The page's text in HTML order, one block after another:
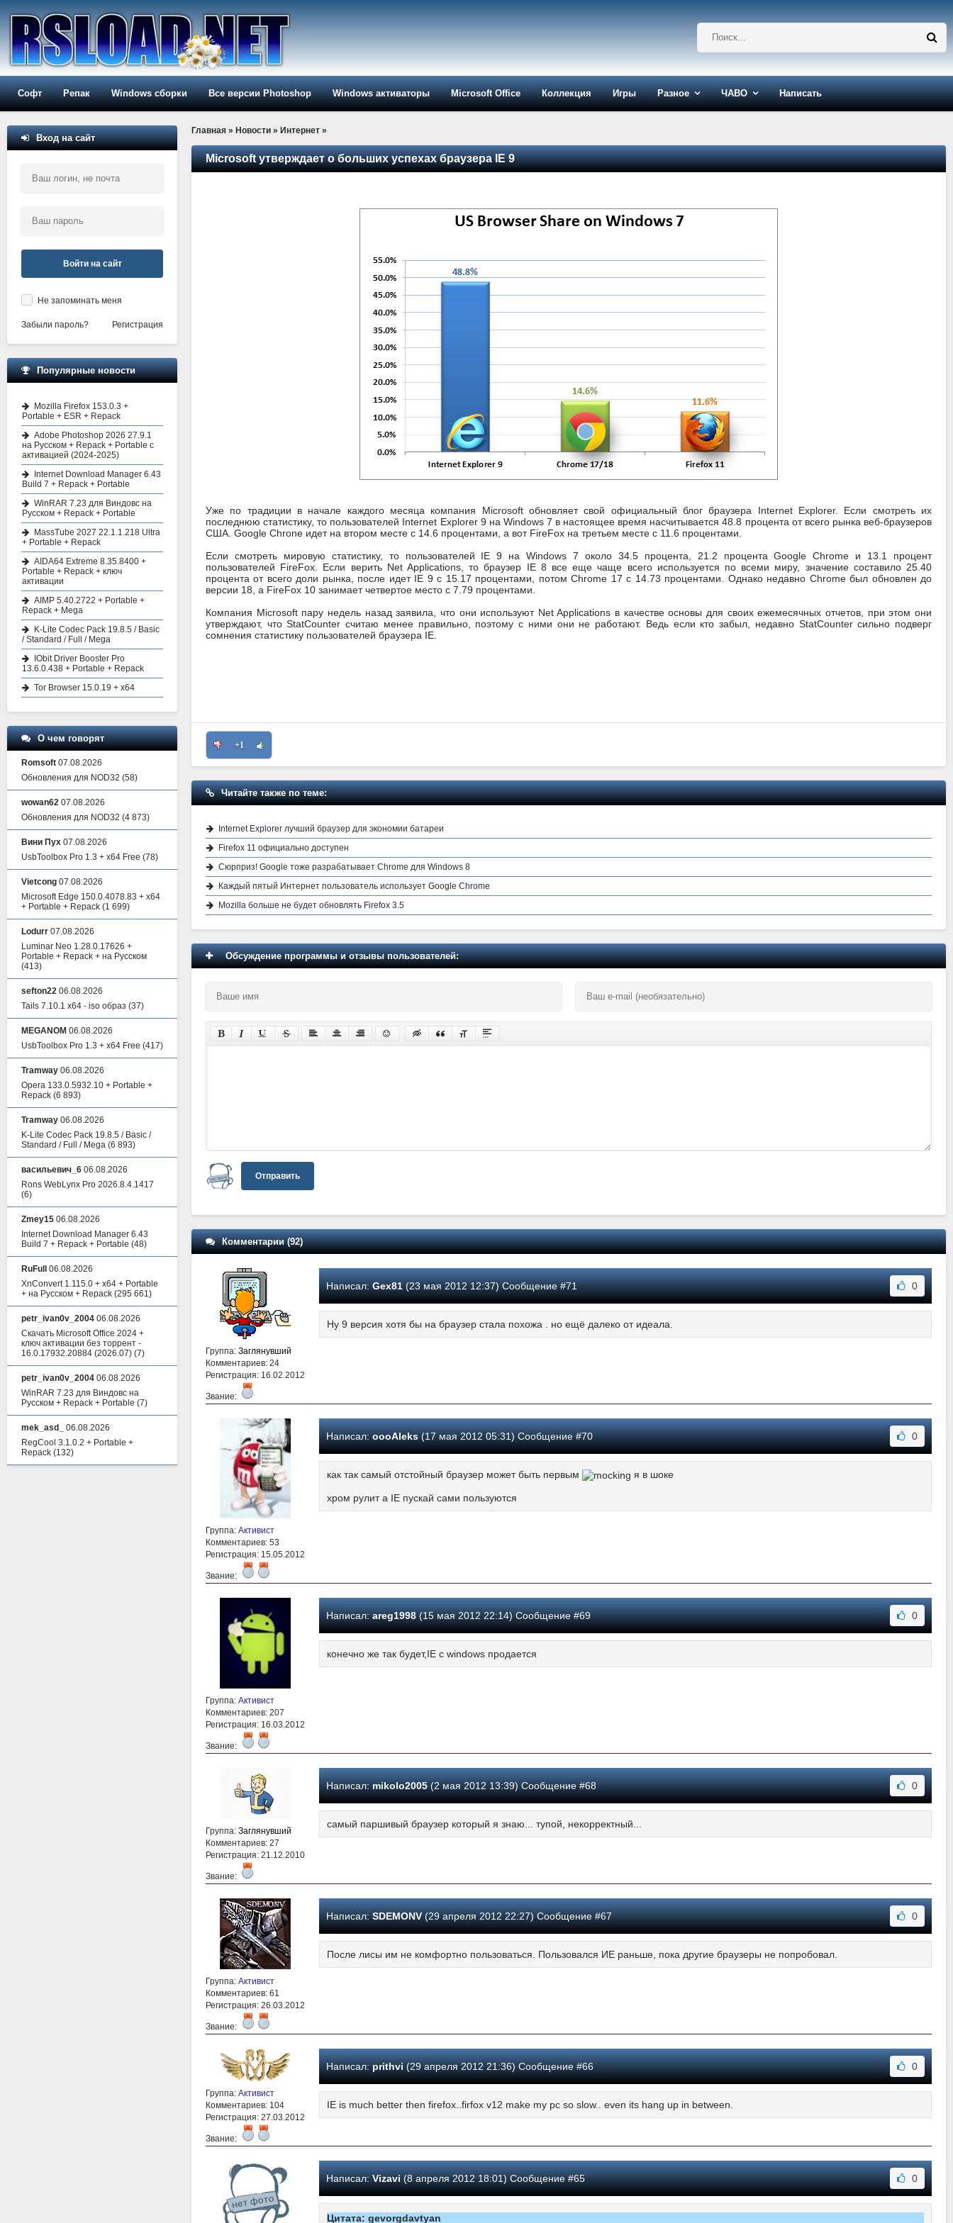
Софт Репак Windows сборки Все версии Photoshop Windows активаторы Microsoft Office Коллекция Игры Разное ЧАВО Написать
Главная » Новости » Интернет »
Microsoft утверждает о больших успехах браузера IE 9
Уже по традиции в начале каждого месяца компания Microsoft обновляет свой официальный блог браузера Internet Explorer. Если смотреть их
последнюю статистику, то пользователей Internet Explorer 9 на Windows 7 в настоящее время насчитывается 48.8 процента от всего рынка веб-браузеров
США. Google Chrone идет на втором месте с 14.6 процентами, а вот FireFox на третьем месте с 11.6 процентами.
Если смотреть мировую статистику, то пользователей IE 9 на Windows 7 около 34.5 процента, 21.2 процента Google Chrome и 13.1 процент
пользователей FireFox. Если верить Net Applications, то браузер IE 8 все еще чаще всего используется по всеми миру, значение составило 25.40
процента от всего доли рынка, после идет IE 9 с 15.17 процентами, потом Chrome 17 с 14.73 процентами. Однако недавно Chrome был обновлен до
версии 18, а FireFox 10 занимает четвертое место с 7.79 процентами.
Компания Microsoft пару недель назад заявила, что они используют Net Applications в качестве основы для своих ежемесячных отчетов, при этом они
утверждают, что StatCounter считаю менее правильно, поэтому с ними они не работают. Ведь если кто забыл, недавно StatCounter сильно подверг
сомнения статистику пользователей браузера IE.
+1
Читайте также по теме:
Internet Explorer лучший браузер для экономии батареи
Firefox 11 официально доступен
Сюрприз! Google тоже разрабатывает Chrome для Windows 8
Каждый пятый Интернет пользователь использует Google Chrome
Mozilla больше не будет обновлять Firefox 3.5
Обсуждение программы и отзывы пользователей:
Отправить
Комментарии (92)
Группа: Заглянувший
Комментариев: 24
Регистрация: 16.02.2012
Звание:
Написал: Gex81(23 мая 2012 12:37) Сообщение #71 0
Ну 9 версия хотя бы на браузер стала похожа . но ещё далеко от идеала.
Группа: Активист
Комментариев: 53
Регистрация: 15.05.2012
Звание:
Написал: oooAleks(17 мая 2012 05:31) Сообщение #70 0
как так самый отстойный браузер может быть первым я в шоке
хром рулит а IE пускай сами пользуются
Группа: Активист
Комментариев: 207
Регистрация: 16.03.2012
Звание:
Написал: areg1998(15 мая 2012 22:14) Сообщение #69 0
конечно же так будет,IE с windows продается
Группа: Заглянувший
Комментариев: 27
Регистрация: 21.12.2010
Звание:
Написал: mikolo2005(2 мая 2012 13:39) Сообщение #68 0
самый паршивый браузер который я знаю... тупой, некорректный...
Группа: Активист
Комментариев: 61
Регистрация: 26.03.2012
Звание:
Написал: SDEMONV(29 апреля 2012 22:27) Сообщение #67 0
После лисы им не комфортно пользоваться. Пользовался ИЕ раньше, пока другие браузеры не попробовал.
Группа: Активист
Комментариев: 104
Регистрация: 27.03.2012
Звание:
Написал: prithvi(29 апреля 2012 21:36) Сообщение #66 0
IE is much better then firefox..firfox v12 make my pc so slow.. even its hang up in between.
Написал: Vizavi(8 апреля 2012 18:01) Сообщение #65 0
Цитата: gevorgdavtyan
Вход на сайт
Войти на сайт
Не запоминать меня
Забыли пароль? Регистрация
Популярные новости
Mozilla Firefox 153.0.3 +
Portable + ESR + Repack
Adobe Photoshop 2026 27.9.1
на Русском + Repack + Portable с
активацией (2024-2025)
Internet Download Manager 6.43
Build 7 + Repack + Portable
WinRAR 7.23 для Виндовс на
Русском + Repack + Portable
MassTube 2027 22.1.1.218 Ultra
+ Portable + Repack
AIDA64 Extreme 8.35.8400 +
Portable + Repack + ключ
активации
AIMP 5.40.2722 + Portable +
Repack + Mega
K-Lite Codec Pack 19.8.5 / Basic
/ Standard / Full / Mega
IObit Driver Booster Pro
13.6.0.438 + Portable + Repack
Tor Browser 15.0.19 + x64
О чем говорят
Romsoft 07.08.2026
Обновления для NOD32 (58)
wowan62 07.08.2026
Обновления для NOD32 (4 873)
Вини Пух 07.08.2026
UsbToolbox Pro 1.3 + x64 Free (78)
Vietcong 07.08.2026
Microsoft Edge 150.0.4078.83 + x64
+ Portable + Repack (1 699)
Lodurr 07.08.2026
Luminar Neo 1.28.0.17626 +
Portable + Repack + на Русском
(413)
sefton22 06.08.2026
Tails 7.10.1 x64 - iso образ (37)
MEGANOM 06.08.2026
UsbToolbox Pro 1.3 + x64 Free (417)
Tramway 06.08.2026
Opera 133.0.5932.10 + Portable +
Repack (6 893)
Tramway 06.08.2026
K-Lite Codec Pack 19.8.5 / Basic /
Standard / Full / Mega (6 893)
васильевич_6 06.08.2026
Rons WebLynx Pro 2026.8.4.1417
(6)
Zmey15 06.08.2026
Internet Download Manager 6.43
Build 7 + Repack + Portable (48)
RuFull
06.08.2026
XnConvert 1.115.0 + x64 + Portable
+ на Русском + Repack (295 661)
petr_ivan0v_2004 06.08.2026
Скачать Microsoft Office 2024 +
ключ активации без торрент -
16.0.17932.20884 (2026.07) (7)
petr_ivan0v_2004 06.08.2026
WinRAR 7.23 для Виндовс на
Русском + Repack + Portable (7)
mek_asd_
06.08.2026
RegCool 3.1.0.2 + Portable +
Repack (132)